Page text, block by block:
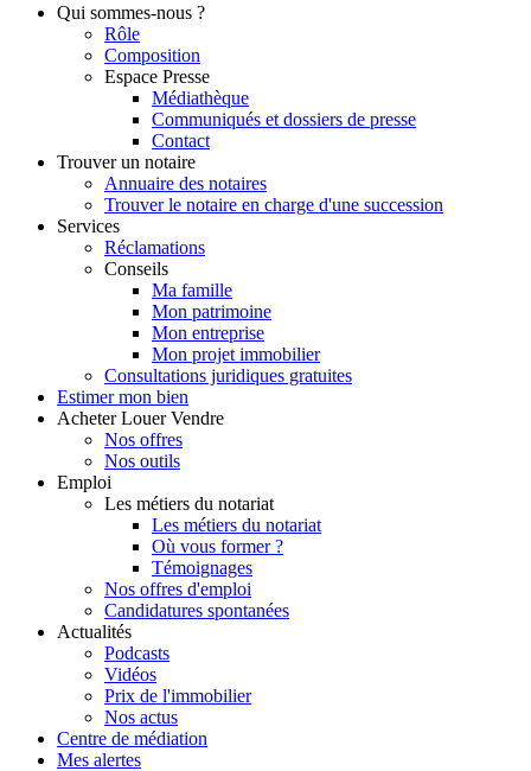
Qui sommes-nous ?
Rôle
Composition
Espace Presse
Médiathèque
Communiqués et dossiers de presse
Contact
Trouver un notaire
Annuaire des notaires
Trouver le notaire en charge d'une succession
Services
Réclamations
Conseils
Ma famille
Mon patrimoine
Mon entreprise
Mon projet immobilier
Consultations juridiques gratuites
Estimer mon bien
Acheter Louer Vendre
Nos offres
Nos outils
Emploi
Les métiers du notariat
Les métiers du notariat
Où vous former ?
Témoignages
Nos offres d'emploi
Candidatures spontanées
Actualités
Podcasts
Vidéos
Prix de l'immobilier
Nos actus
Centre de médiation
Mes alertes